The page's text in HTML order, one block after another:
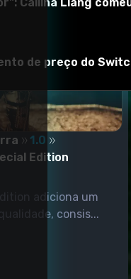
1.0
Edition
adiciona um
consis...
de preço do